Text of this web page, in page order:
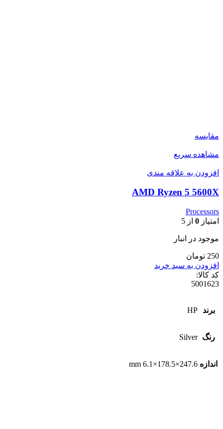
مقایسه
مشاهده سریع
افزودن به علاقه مندی
AMD Ryzen 5 5600X
Processors
امتیاز 0 از 5
موجود در انبار
250 تومان
افزودن به سبد خرید
کد کالا:
5001623
برند HP
رنگ Silver
اندازه 247.6×178.5×6.1 mm